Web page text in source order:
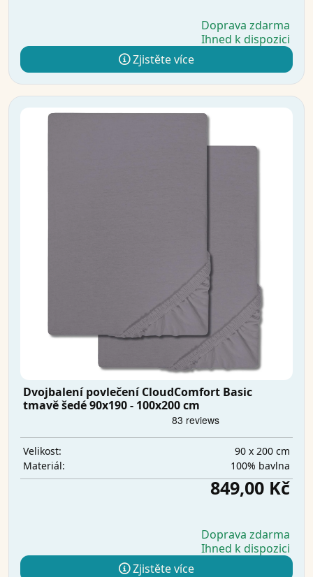
Doprava zdarma
Ihned k dispozici
Zjistěte více
Dvojbalení povlečení CloudComfort Basic
tmavě šedé 90x190 - 100x200 cm
Velikost:
90 x 200 cm
Materiál:
100% bavlna
849,00 Kč
Doprava zdarma
Ihned k dispozici
Zjistěte více